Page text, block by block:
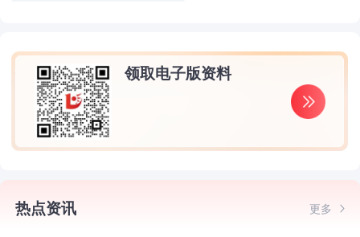
领取电子版资料
热点资讯 更多